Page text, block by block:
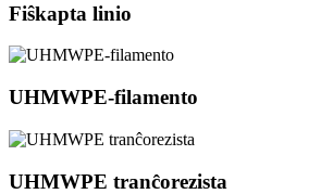
Fiŝkapta linio
UHMWPE-filamento
UHMWPE tranĉorezista